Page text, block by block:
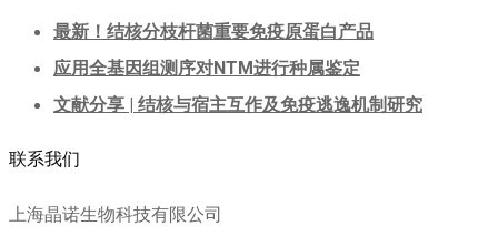
最新！结核分枝杆菌重要免疫原蛋白产品
应用全基因组测序对NTM进行种属鉴定
文献分享 | 结核与宿主互作及免疫逃逸机制研究
联系我们
上海晶诺生物科技有限公司